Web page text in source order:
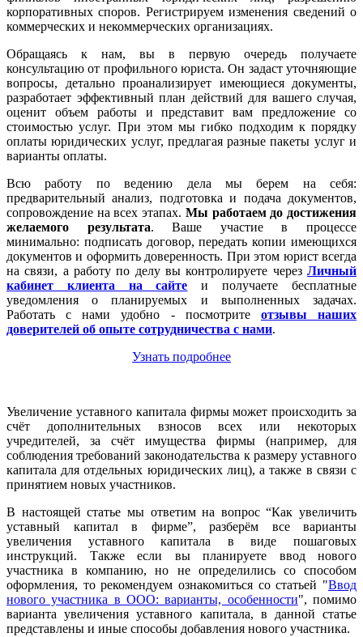
корпоративных споров. Регистрируем изменения сведений о
коммерческих и некоммерческих организациях.
Обращаясь к нам, вы в первую очередь получаете
консультацию от профильного юриста. Он задаст уточняющие
вопросы, детально проанализирует имеющиеся документы,
разработает эффективный план действий для вашего случая,
оценит объем работы и представит вам предложение со
стоимостью услуг. При этом мы гибко подходим к порядку
оплаты юридических услуг, предлагая разные пакеты услуг и
варианты оплаты.
Всю работу по ведению дела мы берем на себя:
предварительный анализ, подготовка и подача документов,
сопровождение на всех этапах. Мы работаем до достижения
желаемого результата. Ваше участие в процессе
минимально: подписать договор, передать копии имеющихся
документов и оформить доверенность. При этом юрист всегда
на связи, а работу по делу вы контролируете через Личный
кабинет клиента на сайте и получаете бесплатные
уведомления о планируемых и выполненных задачах.
Работать с нами удобно - посмотрите отзывы наших
доверителей об опыте сотрудничества с нами.
Узнать подробнее
Увеличение уставного капитала фирмы может происходить за
счёт дополнительных взносов всех или некоторых
учредителей, за счёт имущества фирмы (например, для
соблюдения требований законодательства к размеру уставного
капитала для отдельных юридических лиц), а также в связи с
принятием новых участников.
В настоящей статье мы ответим на вопрос “Как увеличить
уставный капитал в фирме”, разберём все варианты
увеличения уставного капитала в виде пошаговых
инструкций. Также если вы планируете ввод нового
участника в компанию, но не определились со способом
оформления, то рекомендуем ознакомиться со статьей "Ввод
нового участника в ООО: варианты, особенности", помимо
варианта увеличения уставного капитала, в данной статье
представлены и иные способы добавления нового участника.